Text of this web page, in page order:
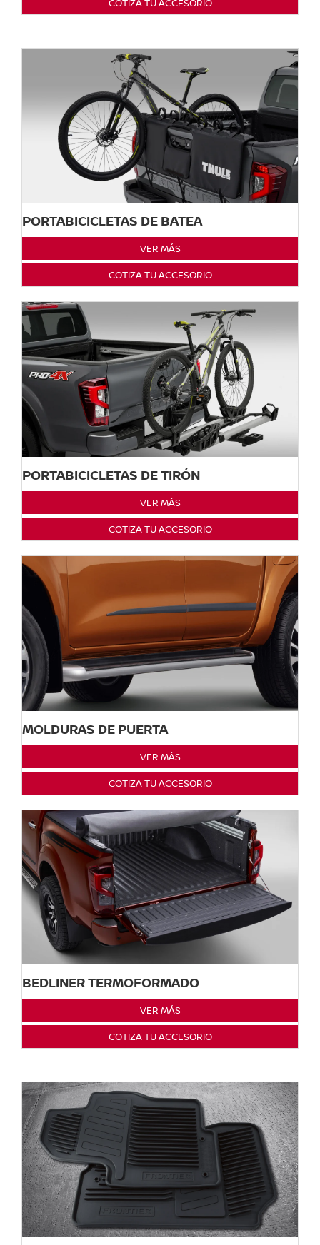
COTIZA TU ACCESORIO
PORTABICICLETAS DE BATEA
VER MÁS
COTIZA TU ACCESORIO
PORTABICICLETAS DE TIRÓN
VER MÁS
COTIZA TU ACCESORIO
MOLDURAS DE PUERTA
VER MÁS
COTIZA TU ACCESORIO
BEDLINER TERMOFORMADO
VER MÁS
COTIZA TU ACCESORIO